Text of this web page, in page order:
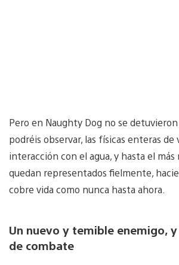
Pero en Naughty Dog no se
podréis observar, las físicas enteras de
interacción con el agua, y hasta el
quedan representados fielmente,
cobre vida como nunca hasta ahora.
Un nuevo y temible enemigo,
de combate